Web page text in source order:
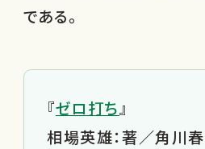
である。
『ゼロ打ち』
相場英雄：著／角川